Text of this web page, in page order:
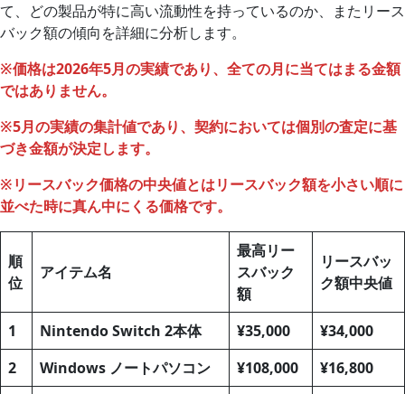
て、どの製品が特に高い流動性を持っているのか、またリース
バック額の傾向を詳細に分析します。
※価格は2026年5月の実績であり、全ての月に当てはまる金額
ではありません。
※5月の実績の集計値であり、契約においては個別の査定に基
づき金額が決定します。
※リースバック価格の中央値とはリースバック額を小さい順に
並べた時に真ん中にくる価格です。
順
位
アイテム名
最高リー
スバック
額
リースバッ
ク額中央値
1 Nintendo Switch 2本体 ¥35,000
¥34,000
2
Windows ノートパソコン ¥108,000 ¥16,800